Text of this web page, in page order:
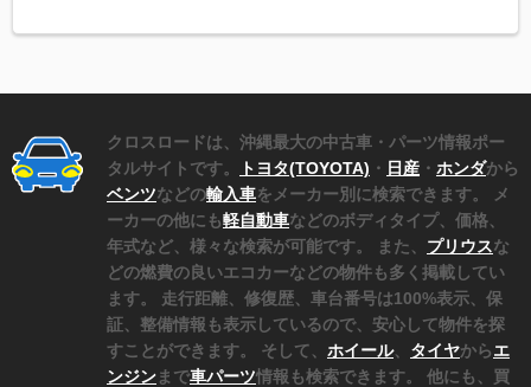
クロスロードは、沖縄最大の中古車・パーツ情報ポー
タルサイトです。
トヨタ(TOYOTA) ・ 日産 ・ ホンダから
ベンツなどの輸入車をメーカー別に検索できます。 メ
ーカーの他にも軽自動車などのボディタイプ、価格、
年式など、様々な検索が可能です。 また、 プリウスな
どの燃費の良いエコカーなどの物件も多く掲載してい
ます。 走行距離、修復歴、車台番号は100%表示、保
証、整備情報も表示しているので、安心して物件を探
すことができます。 そして、 ホイール、 タイヤからエ
ンジンまで車パーツ情報も検索できます。 他にも、買